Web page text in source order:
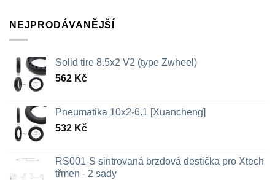
NEJPRODÁVANĚJŠÍ
Solid tire 8.5x2 V2 (type Zwheel)
562 Kč
Pneumatika 10x2-6.1 [Xuancheng]
532 Kč
RS001-S sintrovaná brzdová destička pro Xtech
třmen - 2 sady